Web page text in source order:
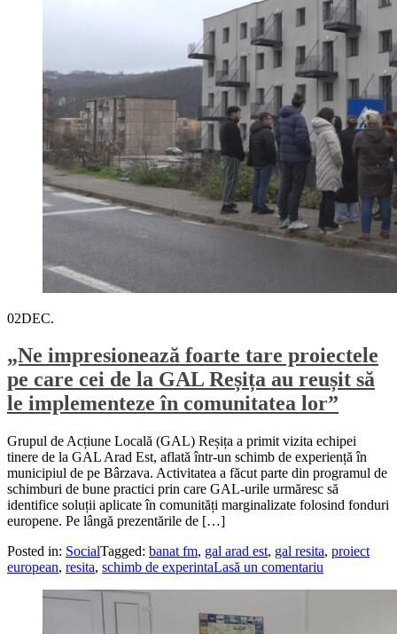
02DEC.
„Ne impresionează foarte tare proiectele
pe care cei de la GAL Reșița au reușit să
le implementeze în comunitatea lor”
Grupul de Acțiune Locală (GAL) Reșița a primit vizita echipei
tinere de la GAL Arad Est, aflată într-un schimb de experiență în
municipiul de pe Bârzava. Activitatea a făcut parte din programul de
schimburi de bune practici prin care GAL-urile urmăresc să
identifice soluții aplicate în comunități marginalizate folosind fonduri
europene. Pe lângă prezentările de […]
Posted in: SocialTagged: banat fm, gal arad est, gal resita, proiect
european, resita, schimb de experintaLasă un comentariu